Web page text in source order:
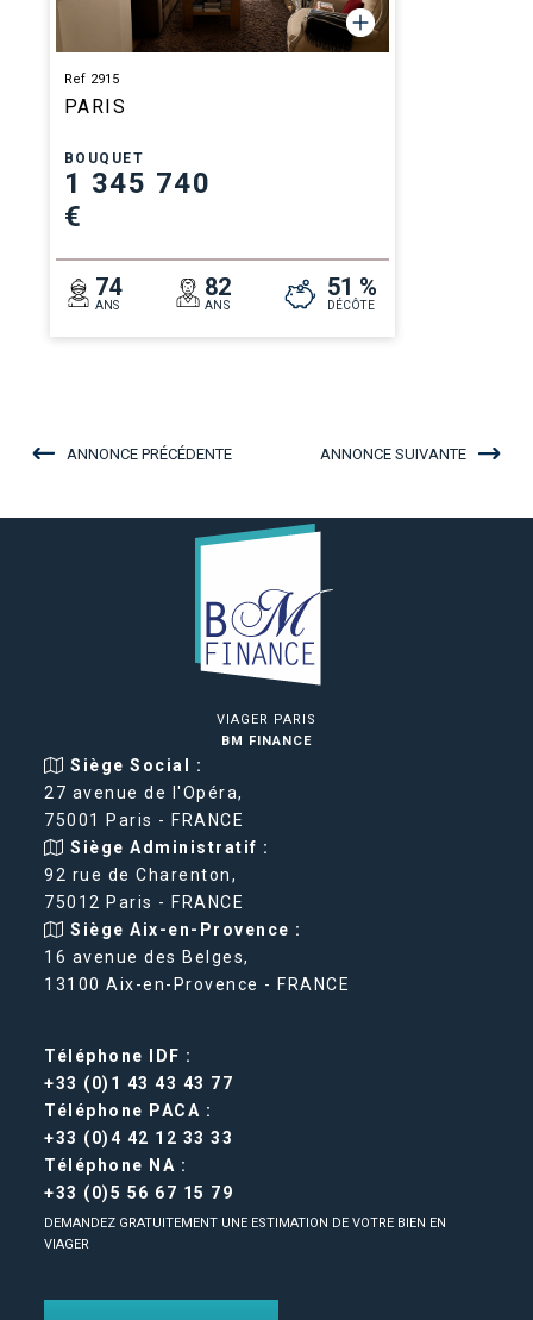
Ref 2915
PARIS
BOUQUET
1 345 740
€
74
ANS
82
ANS
51 %
DÉCÔTE
ANNONCE PRÉCÉDENTE ANNONCE SUIVANTE
VIAGER PARIS
BM FINANCE
Siège Social :
27 avenue de l'Opéra,
75001 Paris - FRANCE
Siège Administratif :
92 rue de Charenton,
75012 Paris - FRANCE
Siège Aix-en-Provence :
16 avenue des Belges,
13100 Aix-en-Provence - FRANCE
Téléphone IDF :
+33 (0)1 43 43 43 77
Téléphone PACA :
+33 (0)4 42 12 33 33
Téléphone NA :
+33 (0)5 56 67 15 79
DEMANDEZ GRATUITEMENT UNE ESTIMATION DE VOTRE BIEN EN
VIAGER